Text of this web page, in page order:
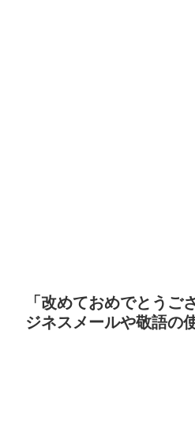
「改めておめでとうご
ジネスメールや敬語の